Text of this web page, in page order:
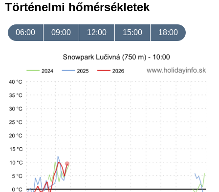
Történelmi hőmérsékletek
06:00 09:00 12:00 15:00 18:00